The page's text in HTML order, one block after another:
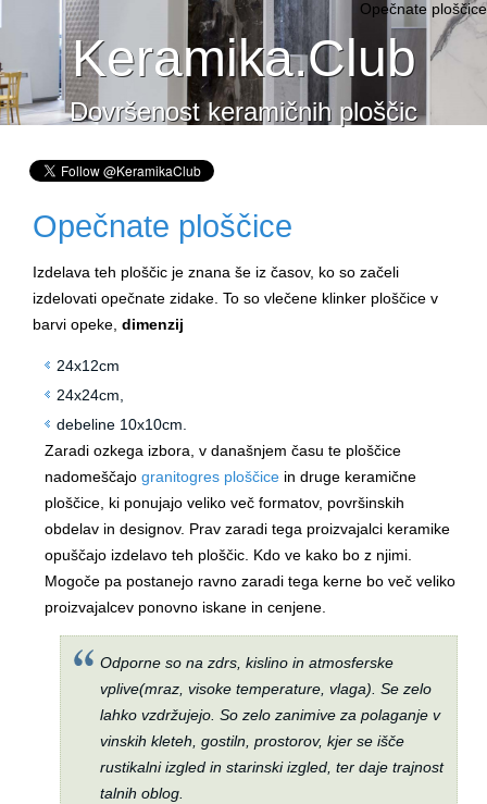
Opečnate ploščice
Keramika.Club
Dovršenost keramičnih ploščic
Opečnate ploščice
Izdelava teh ploščic je znana še iz časov, ko so začeli
izdelovati opečnate zidake. To so vlečene klinker ploščice v
barvi opeke,dimenzij
24x12cm
24x24cm,
debeline 10x10cm.
Zaradi ozkega izbora, v današnjem času te ploščice
nadomeščajogranitogres ploščice in druge keramične
ploščice, ki ponujajo veliko več formatov, površinskih
obdelav in designov. Prav zaradi tega proizvajalci keramike
opuščajo izdelavo teh ploščic. Kdo ve kako bo z njimi.
Mogoče pa postanejo ravno zaradi tega kerne bo več veliko
proizvajalcev ponovno iskane in cenjene.
Odporne so na zdrs, kislino in atmosferske
vplive(mraz, visoke temperature, vlaga). Se zelo
lahko vzdržujejo. So zelo zanimive za polaganje v
vinskih kleteh, gostiln, prostorov, kjer se išče
rustikalni izgled in starinski izgled, ter daje trajnost
talnih oblog.